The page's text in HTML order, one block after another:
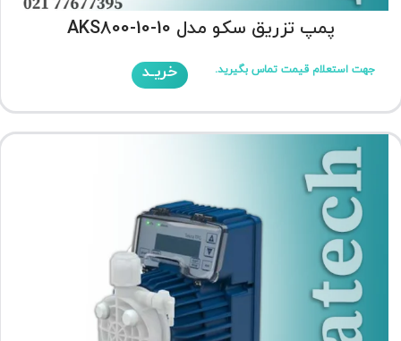
پمپ تزریق سکو مدل AKS800-10-10
جهت استعلام قیمت تماس بگیرید. خریـد